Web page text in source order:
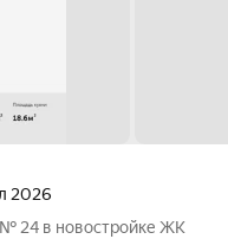
2026
№ 24 в новостройке ЖК